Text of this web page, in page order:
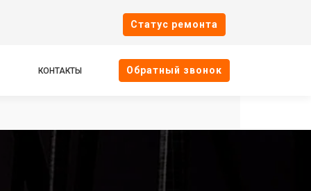
Cтатус ремонта
КОНТАКТЫ Oбратный звонок